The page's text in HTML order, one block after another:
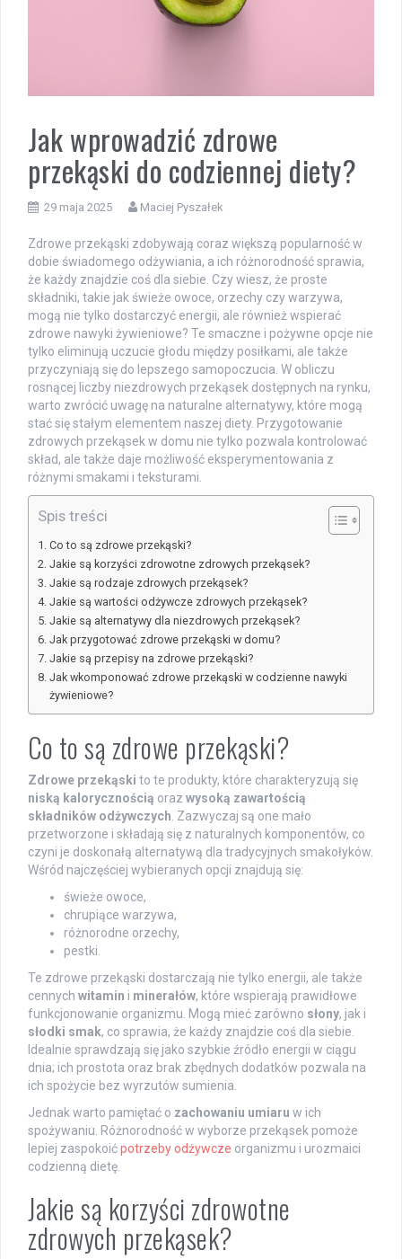
Jak wprowadzić zdrowe
przekąski do codziennej diety?
29 maja 2025 Maciej Pyszałek
Zdrowe przekąski zdobywają coraz większą popularność w
dobie świadomego odżywiania, a ich różnorodność sprawia,
że każdy znajdzie coś dla siebie. Czy wiesz, że proste
składniki, takie jak świeże owoce, orzechy czy warzywa,
mogą nie tylko dostarczyć energii, ale również wspierać
zdrowe nawyki żywieniowe? Te smaczne i pożywne opcje nie
tylko eliminują uczucie głodu między posiłkami, ale także
przyczyniają się do lepszego samopoczucia. W obliczu
rosnącej liczby niezdrowych przekąsek dostępnych na rynku,
warto zwrócić uwagę na naturalne alternatywy, które mogą
stać się stałym elementem naszej diety. Przygotowanie
zdrowych przekąsek w domu nie tylko pozwala kontrolować
skład, ale także daje możliwość eksperymentowania z
różnymi smakami i teksturami.
Spis treści
Co to są zdrowe przekąski?
Jakie są korzyści zdrowotne zdrowych przekąsek?
Jakie są rodzaje zdrowych przekąsek?
Jakie są wartości odżywcze zdrowych przekąsek?
Jakie są alternatywy dla niezdrowych przekąsek?
Jak przygotować zdrowe przekąski w domu?
Jakie są przepisy na zdrowe przekąski?
Jak wkomponować zdrowe przekąski w codzienne nawyki
żywieniowe?
Co to są zdrowe przekąski?
Zdrowe przekąski to te produkty, które charakteryzują się
niską kalorycznością oraz wysoką zawartością
składników odżywczych . Zazwyczaj są one mało
przetworzone i składają się z naturalnych komponentów, co
czyni je doskonałą alternatywą dla tradycyjnych smakołyków.
Wśród najczęściej wybieranych opcji znajdują się:
świeże owoce,
chrupiące warzywa,
różnorodne orzechy,
pestki.
Te zdrowe przekąski dostarczają nie tylko energii, ale także
cennych witamin i minerałów, które wspierają prawidłowe
funkcjonowanie organizmu. Mogą mieć zarówno słony, jak i
słodki smak, co sprawia, że każdy znajdzie coś dla siebie.
Idealnie sprawdzają się jako szybkie źródło energii w ciągu
dnia; ich prostota oraz brak zbędnych dodatków pozwala na
ich spożycie bez wyrzutów sumienia.
Jednak warto pamiętać o zachowaniu umiaru w ich
spożywaniu. Różnorodność w wyborze przekąsek pomoże
lepiej zaspokoićpotrzeby odżywcze organizmu i urozmaici
codzienną dietę.
Jakie są korzyści zdrowotne
zdrowych przekąsek?